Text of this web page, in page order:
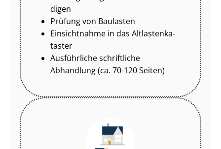
di­gen
Prüfung von Baulasten
Einsichtnahme in das Alt­las­ten­ka­
tas­ter
Ausführliche schriftliche
Abhandlung (ca. 70-120 Seiten)